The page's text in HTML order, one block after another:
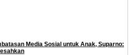
Media Sosial untuk Anak, Suparno: